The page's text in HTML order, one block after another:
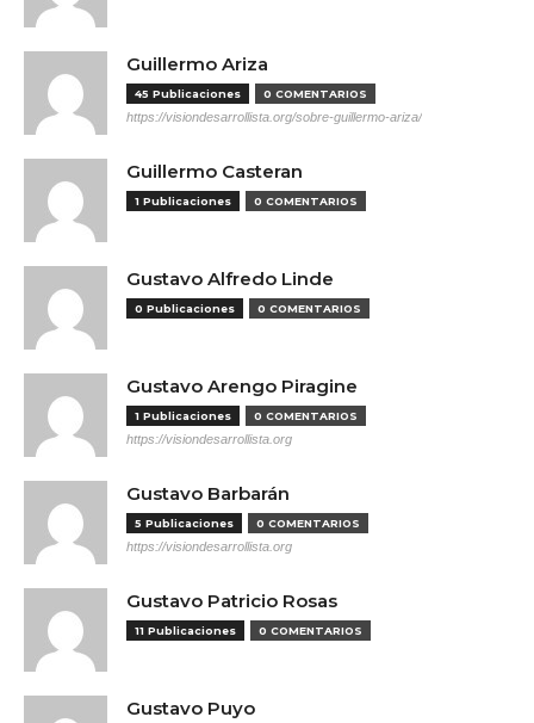
Guillermo Ariza
45 Publicaciones 0 COMENTARIOS
https://visiondesarrollista.org/sobre-guillermo-ariza/
Guillermo Casteran
1 Publicaciones 0 COMENTARIOS
Gustavo Alfredo Linde
0 Publicaciones 0 COMENTARIOS
Gustavo Arengo Piragine
1 Publicaciones 0 COMENTARIOS
https://visiondesarrollista.org
Gustavo Barbarán
5 Publicaciones 0 COMENTARIOS
https://visiondesarrollista.org
Gustavo Patricio Rosas
11 Publicaciones 0 COMENTARIOS
Gustavo Puyo